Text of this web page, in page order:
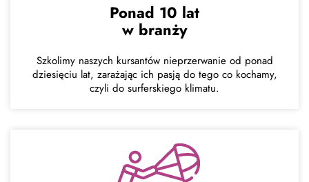
Ponad 10 lat
w branży
Szkolimy naszych kursantów nieprzerwanie od ponad
dziesięciu lat, zarażając ich pasją do tego co kochamy,
czyli do surferskiego klimatu.